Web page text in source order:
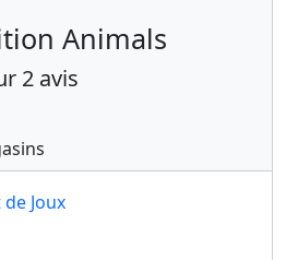
Animals
2 avis
Joux